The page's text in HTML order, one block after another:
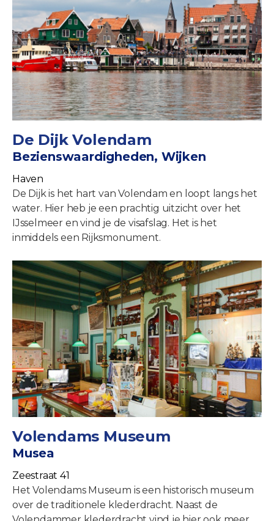
De Dijk Volendam
Bezienswaardigheden, Wijken
Haven
De Dijk is het hart van Volendam en loopt langs het
water. Hier heb je een prachtig uitzicht over het
IJsselmeer en vind je de visafslag. Het is het
inmiddels een Rijksmonument.
Volendams Museum
Musea
Zeestraat 41
Het Volendams Museum is een historisch museum
over de traditionele klederdracht. Naast de